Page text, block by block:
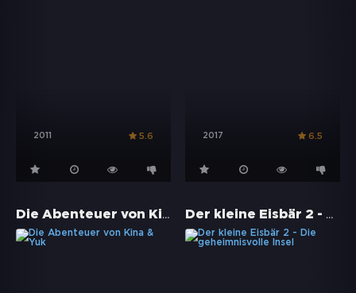
2011 5.6 2017 6.5
Die Abenteuer von Kina & Yuk Der kleine Eisbär 2 - Die geheimnisvolle Insel